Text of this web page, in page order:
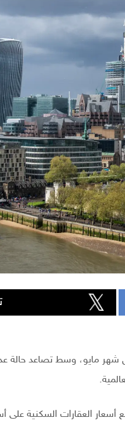
شهر مايو، وسط تصاعد حالة
أسعار العقارات السكنية